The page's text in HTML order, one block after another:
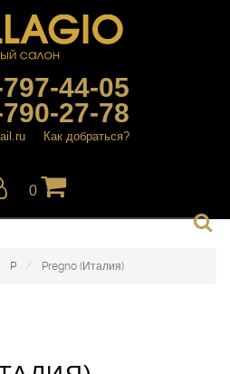
44-05
27-78
Как добраться?
0
P Pregno (Италия)